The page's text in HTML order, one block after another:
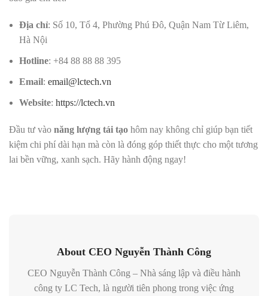
Địa chỉ: Số 10, Tổ 4, Phường Phú Đô, Quận Nam Từ Liêm,
Hà Nội
Hotline: +84 88 88 88 395
Email: email@lctech.vn
Website: https://lctech.vn
Đầu tư vào năng lượng tái tạo hôm nay không chỉ giúp bạn tiết
kiệm chi phí dài hạn mà còn là đóng góp thiết thực cho một tương
lai bền vững, xanh sạch. Hãy hành động ngay!
About CEO Nguyễn Thành Công
CEO Nguyễn Thành Công – Nhà sáng lập và điều hành
công ty LC Tech, là người tiên phong trong việc ứng